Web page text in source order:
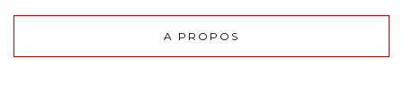
A PROPOS